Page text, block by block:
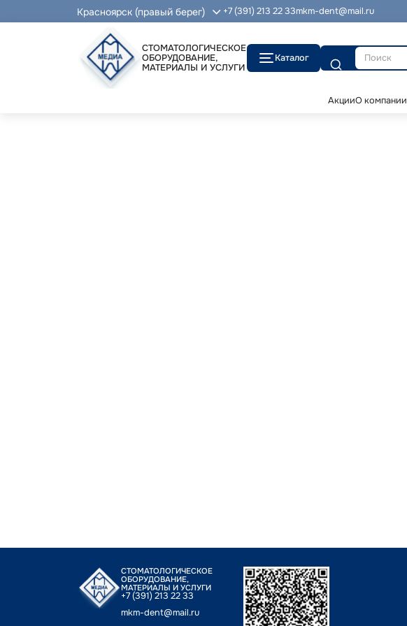
Красноярск (правый берег) +7 (391) 213 22 33mkm-dent@mail.ru
СТОМАТОЛОГИЧЕСКОЕ
ОБОРУДОВАНИЕ,
МАТЕРИАЛЫ И УСЛУГИ
Каталог
Поиск
АкцииО компании
СТОМАТОЛОГИЧЕСКОЕ
ОБОРУДОВАНИЕ,
МАТЕРИАЛЫ И УСЛУГИ
+7 (391) 213 22 33
mkm-dent@mail.ru